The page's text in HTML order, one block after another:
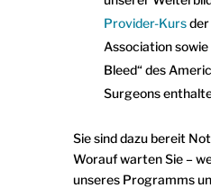
Provider-Kursder
Association
Bleed“ des
Surgeons
Sie sind dazu bereit
Worauf warten Sie –
unseres Programms